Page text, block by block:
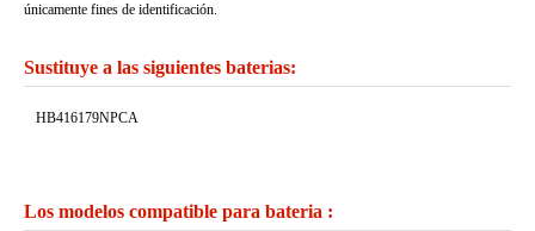
únicamente fines de identificación.
Sustituye a las siguientes baterias:
HB416179NPCA
Los modelos compatible para bateria :